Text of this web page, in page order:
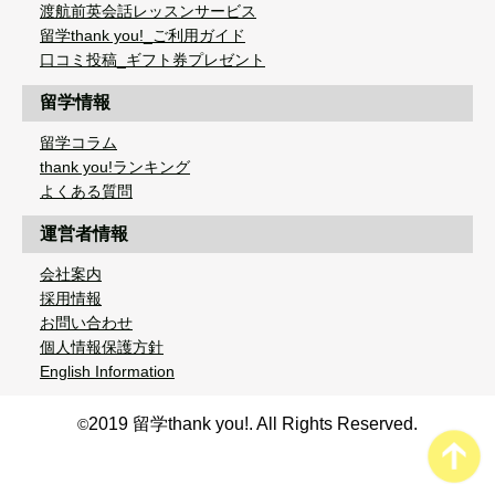
渡航前英会話レッスンサービス
留学thank you!_ご利用ガイド
口コミ投稿_ギフト券プレゼント
留学情報
留学コラム
thank you!ランキング
よくある質問
運営者情報
会社案内
採用情報
お問い合わせ
個人情報保護方針
English Information
©2019 留学thank you!. All Rights Reserved.